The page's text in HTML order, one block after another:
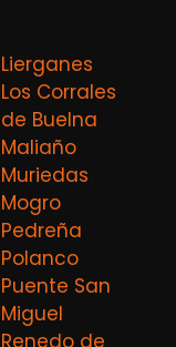
Lierganes
Los Corrales
de Buelna
Maliaño
Muriedas
Mogro
Pedreña
Polanco
Puente San
Miguel
Renedo de